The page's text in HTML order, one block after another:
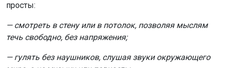
просты:
— смотреть в стену или в потолок, позволяя мыслям
течь свободно, без напряжения;
— гулять без наушников, слушая звуки окружающего